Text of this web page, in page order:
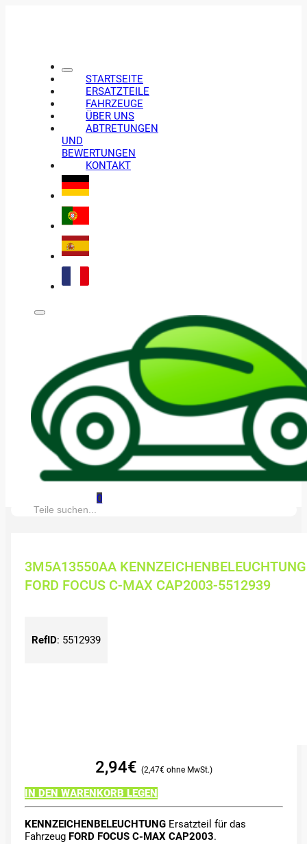
STARTSEITE
ERSATZTEILE
FAHRZEUGE
ÜBER UNS
ABTRETUNGEN
UND
BEWERTUNGEN
KONTAKT
0
Suche:
3M5A13550AA KENNZEICHENBELEUCHTUNG
FORD FOCUS C-MAX CAP2003-5512939
RefID: 5512939
2,94€ 2,47€
IN DEN WARENKORB LEGEN
KENNZEICHENBELEUCHTUNGErsatzteil für das
Fahrzeug FORD FOCUS C-MAX CAP2003.